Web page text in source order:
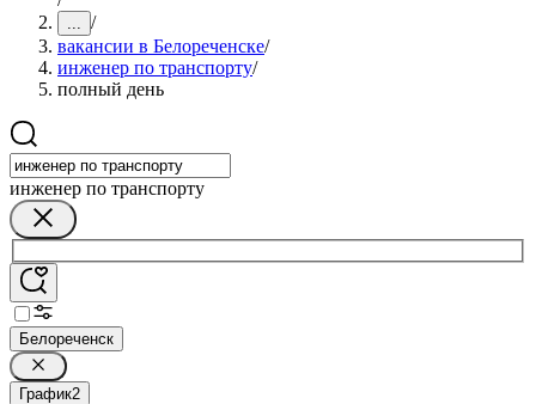
... /
вакансии в Белореченске/
инженер по транспорту/
полный день
инженер по транспорту
Белореченск
График2